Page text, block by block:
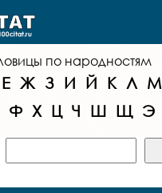
по народностям
Е Ж З И Й К Л М
Ф Х Ц Ч Ш Щ Э